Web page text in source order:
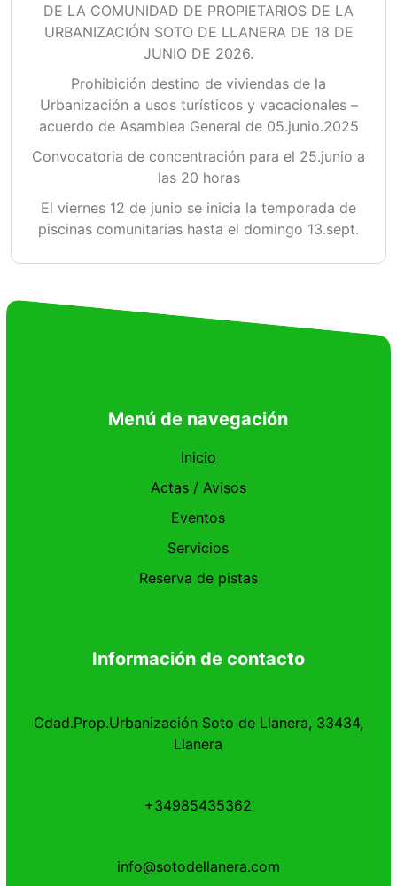
DE LA COMUNIDAD DE PROPIETARIOS DE LA
URBANIZACIÓN SOTO DE LLANERA DE 18 DE
JUNIO DE 2026.
Prohibición destino de viviendas de la
Urbanización a usos turísticos y vacacionales –
acuerdo de Asamblea General de 05.junio.2025
Convocatoria de concentración para el 25.junio a
las 20 horas
El viernes 12 de junio se inicia la temporada de
piscinas comunitarias hasta el domingo 13.sept.
Menú de navegación
Inicio
Actas / Avisos
Eventos
Servicios
Reserva de pistas
Información de contacto
Cdad.Prop.Urbanización Soto de Llanera, 33434,
Llanera
+34985435362
info@sotodellanera.com